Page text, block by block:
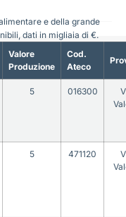
Valore
Produzione
Cod.
Ateco
5 016300
5 471120
e della grande
dati in migliaia di €.